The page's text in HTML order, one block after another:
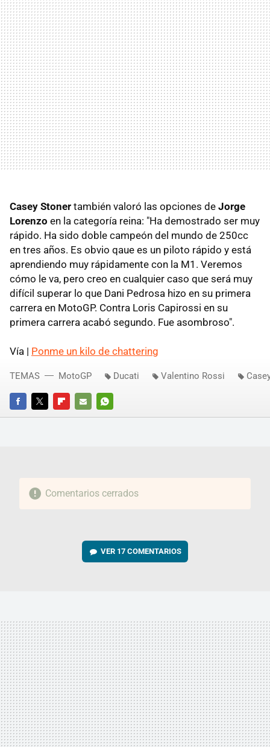
Casey Stoner también valoró las opciones de Jorge
Lorenzo en la categoría reina: "Ha demostrado ser muy
rápido. Ha sido doble campeón del mundo de 250cc
en tres años. Es obvio qaue es un piloto rápido y está
aprendiendo muy rápidamente con la M1. Veremos
cómo le va, pero creo en cualquier caso que será muy
difícil superar lo que Dani Pedrosa hizo en su primera
carrera en MotoGP. Contra Loris Capirossi en su
primera carrera acabó segundo. Fue asombroso".
Vía | Ponme un kilo de chattering
FACEBOOKTWITTERFLIPBOARD
E-
WHATSAPP
TEMAS MotoGP Ducati Valentino Rossi
Comentarios cerrados
VER 17 COMENTARIOS